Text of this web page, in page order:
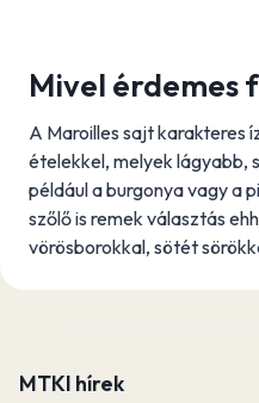
Mivel érdemes
A Maroilles sajt karakteres
ételekkel, melyek lágyabb,
például a burgonya vagy a
szőlő is remek választás
vörösborokkal, sötét
MTKI hírek